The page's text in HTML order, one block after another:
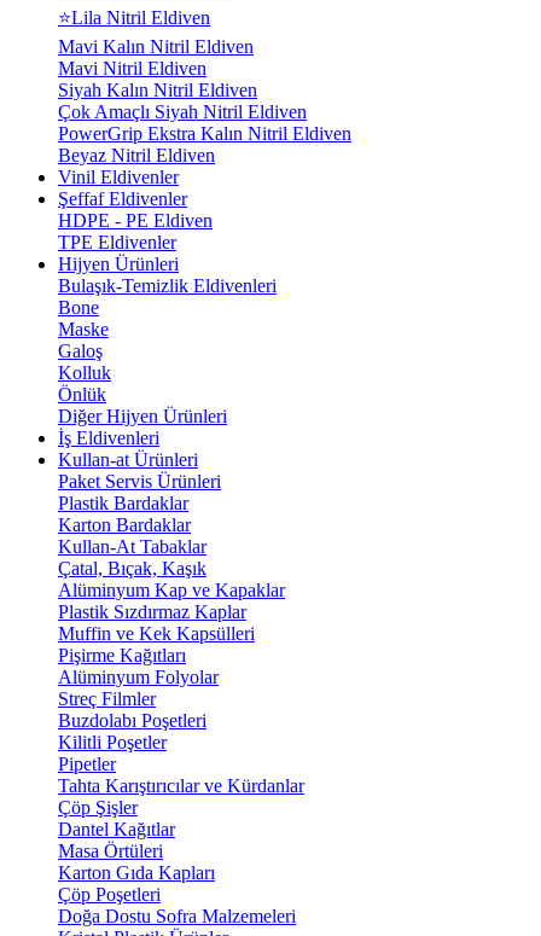
⭐Lila Nitril Eldiven
Mavi Kalın Nitril Eldiven
Mavi Nitril Eldiven
Siyah Kalın Nitril Eldiven
Çok Amaçlı Siyah Nitril Eldiven
PowerGrip Ekstra Kalın Nitril Eldiven
Beyaz Nitril Eldiven
Vinil Eldivenler
Şeffaf Eldivenler
HDPE - PE Eldiven
TPE Eldivenler
Hijyen Ürünleri
Bulaşık-Temizlik Eldivenleri
Bone
Maske
Galoş
Kolluk
Önlük
Diğer Hijyen Ürünleri
İş Eldivenleri
Kullan-at Ürünleri
Paket Servis Ürünleri
Plastik Bardaklar
Karton Bardaklar
Kullan-At Tabaklar
Çatal, Bıçak, Kaşık
Alüminyum Kap ve Kapaklar
Plastik Sızdırmaz Kaplar
Muffin ve Kek Kapsülleri
Pişirme Kağıtları
Alüminyum Folyolar
Streç Filmler
Buzdolabı Poşetleri
Kilitli Poşetler
Pipetler
Tahta Karıştırıcılar ve Kürdanlar
Çöp Şişler
Dantel Kağıtlar
Masa Örtüleri
Karton Gıda Kapları
Çöp Poşetleri
Doğa Dostu Sofra Malzemeleri